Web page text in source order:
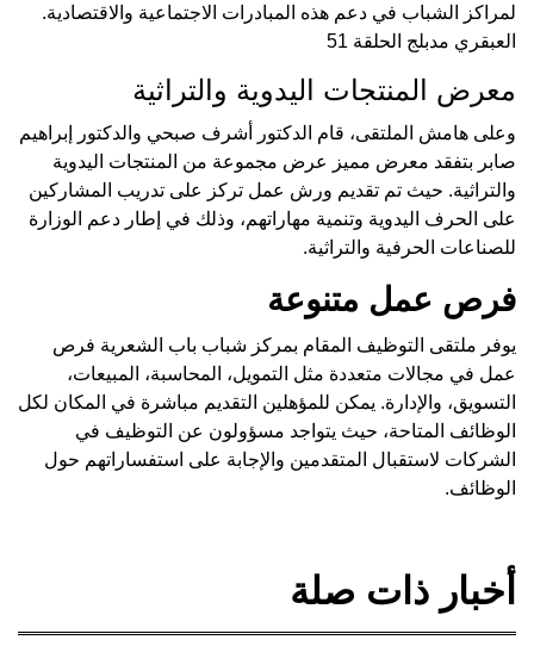
لمراكز الشباب في دعم هذه المبادرات الاجتماعية والاقتصادية.
العبقري مدبلج الحلقة 51
معرض المنتجات اليدوية والتراثية
وعلى هامش الملتقى، قام الدكتور أشرف صبحي والدكتور إبراهيم
صابر بتفقد معرض مميز عرض مجموعة من المنتجات اليدوية
والتراثية. حيث تم تقديم ورش عمل تركز على تدريب المشاركين
على الحرف اليدوية وتنمية مهاراتهم، وذلك في إطار دعم الوزارة
للصناعات الحرفية والتراثية.
فرص عمل متنوعة
يوفر ملتقى التوظيف المقام بمركز شباب باب الشعرية فرص
عمل في مجالات متعددة مثل التمويل، المحاسبة، المبيعات،
التسويق، والإدارة. يمكن للمؤهلين التقديم مباشرة في المكان لكل
الوظائف المتاحة، حيث يتواجد مسؤولون عن التوظيف في
الشركات لاستقبال المتقدمين والإجابة على استفساراتهم حول
الوظائف.
أخبار ذات صلة